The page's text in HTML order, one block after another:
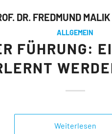
DR. FREDMUND MALIK
ALLGEMEIN
FÜHRUNG:
Weiterlesen